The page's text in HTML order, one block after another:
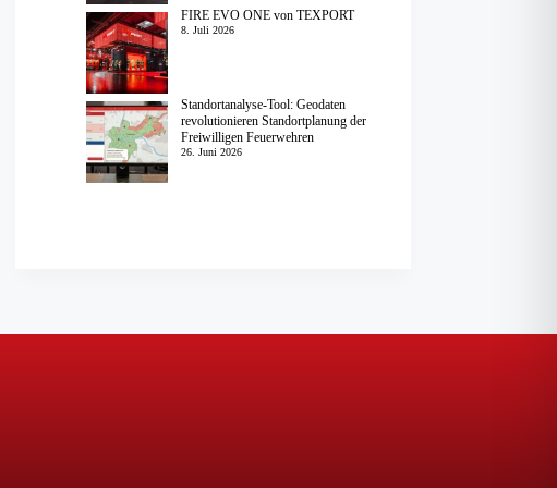
FIRE EVO ONE von TEXPORT
8. Juli 2026
Standortanalyse-Tool: Geodaten
revolutionieren Standortplanung der
Freiwilligen Feuerwehren
26. Juni 2026